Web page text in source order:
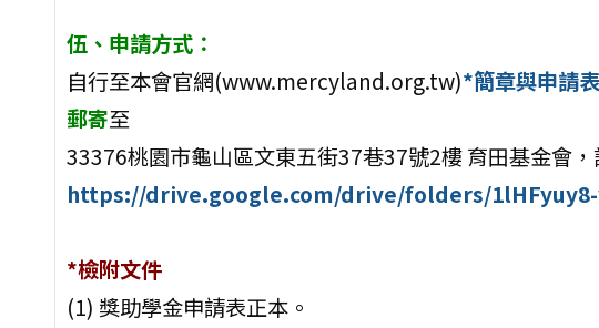
伍、申請方式：
自行至本會官網(www.mercyland.org.tw)*簡章與申請
郵寄至
33376桃園市龜山區文東五街37巷37號2樓 育田基金會，
https://drive.google.com/drive/folders/1lHFyuy8-
*檢附文件
(1) 獎助學金申請表正本。